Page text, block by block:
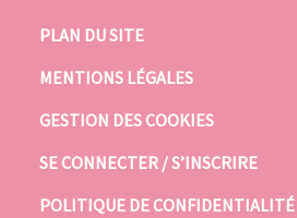
PLAN DU SITE
MENTIONS LÉGALES
GESTION DES COOKIES
SE CONNECTER / S’INSCRIRE
POLITIQUE DE CONFIDENTIALITÉ